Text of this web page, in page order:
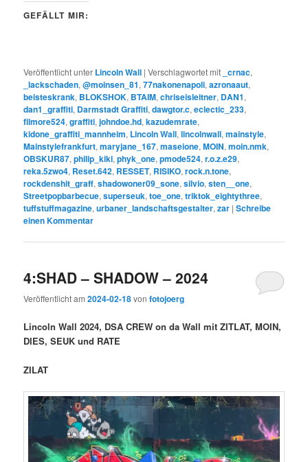
GEFÄLLT MIR:
Veröffentlicht unter Lincoln Wall |Verschlagwortet mit _crnac,
_lackschaden,@moinsen_81,77nakonenapoli,azronaaut,
beisteskrank, BLOKSHOK, BTAIM,chriseisleitner, DAN1,
dan1_graffiti, Darmstadt Graffiti,dawgtor.c,eclectic_233,
filmore524,graffiti,johndoe.hd,kazudemrate,
kidone_graffiti_mannheim, Lincoln Wall,lincolnwall,mainstyle,
Mainstylefrankfurt,maryjane_167,maseione,MOIN,moin.nmk,
OBSKUR87,philip_kiki,phyk_one,pmode524,r.o.z.e29,
reka.5zwo4, Reset.642, RESSET, RISIKO,rock.n.tone,
rockdenshit_graff,shadowoner09_sone,silvio,sten__one,
Streetpopbarbecue,superseuk,toe_one,triktok_eightythree,
tuffstuffmagazine,urbaner_landschaftsgestalter,zar |Schreibe
einen Kommentar
4:SHAD – SHADOW – 2024
Veröffentlicht am2024-02-18vonfotojoerg
Lincoln Wall 2024, DSA CREW on da Wall mit ZITLAT, MOIN,
DIES, SEUK und RATE
ZILAT